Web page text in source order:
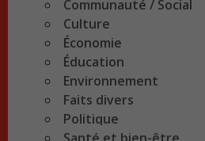
Communauté / Social
Culture
Économie
Éducation
Environnement
Faits divers
Politique